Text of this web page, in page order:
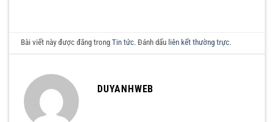
Bài viết này được đăng trongTin tức. Đánh dấu liên kết thường trực.
DUYANHWEB